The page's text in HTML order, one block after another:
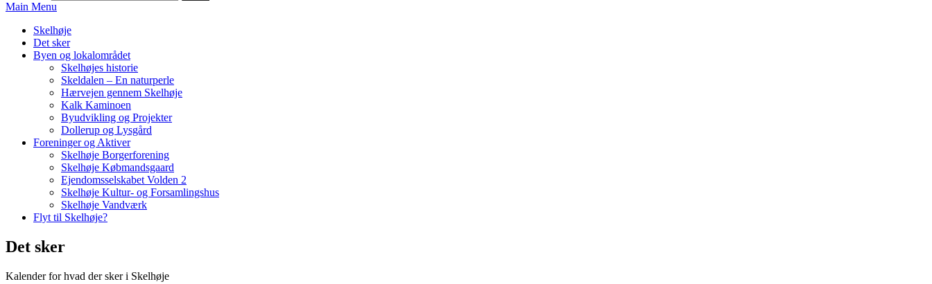
Main Menu
Skelhøje
Det sker
Byen og lokalområdet
Skelhøjes historie
Skeldalen – En naturperle
Hærvejen gennem Skelhøje
Kalk Kaminoen
Byudvikling og Projekter
Dollerup og Lysgård
Foreninger og Aktiver
Skelhøje Borgerforening
Skelhøje Købmandsgaard
Ejendomsselskabet Volden 2
Skelhøje Kultur- og Forsamlingshus
Skelhøje Vandværk
Flyt til Skelhøje?
Det sker
Kalender for hvad der sker i Skelhøje